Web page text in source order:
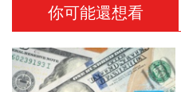
你可能還想看